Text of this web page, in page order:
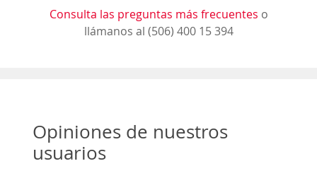
Consulta las preguntas más frecuentes o
llámanos al (506) 400 15 394
Opiniones de nuestros
usuarios